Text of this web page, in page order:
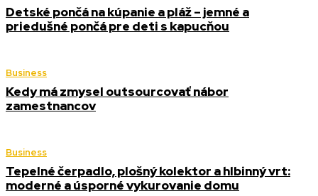
Detské pončá na kúpanie a pláž – jemné a
priedušné pončá pre deti s kapucňou
Business
Kedy má zmysel outsourcovať nábor
zamestnancov
Business
Tepelné čerpadlo, plošný kolektor a hlbinný vrt:
moderné a úsporné vykurovanie domu